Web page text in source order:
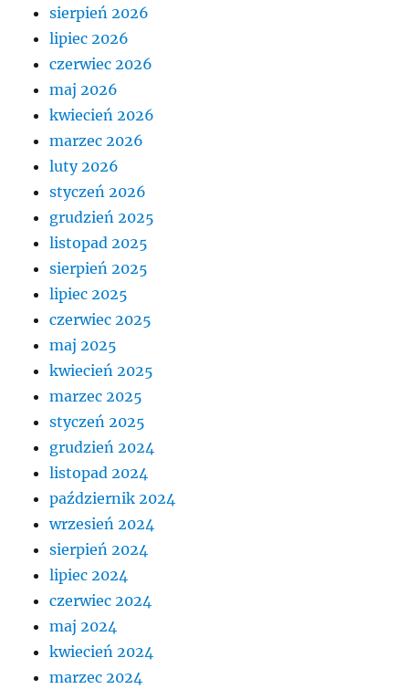
sierpień 2026
lipiec 2026
czerwiec 2026
maj 2026
kwiecień 2026
marzec 2026
luty 2026
styczeń 2026
grudzień 2025
listopad 2025
sierpień 2025
lipiec 2025
czerwiec 2025
maj 2025
kwiecień 2025
marzec 2025
styczeń 2025
grudzień 2024
listopad 2024
październik 2024
wrzesień 2024
sierpień 2024
lipiec 2024
czerwiec 2024
maj 2024
kwiecień 2024
marzec 2024